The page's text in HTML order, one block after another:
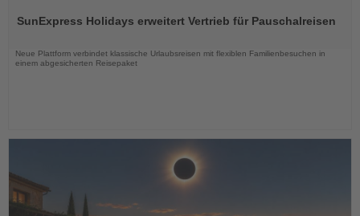
die
SunExpress Holidays erweitert Vertrieb für Pauschalreisen
Neue Plattform verbindet klassische Urlaubsreisen mit flexiblen Familienbesuchen in
einem abgesicherten Reisepaket